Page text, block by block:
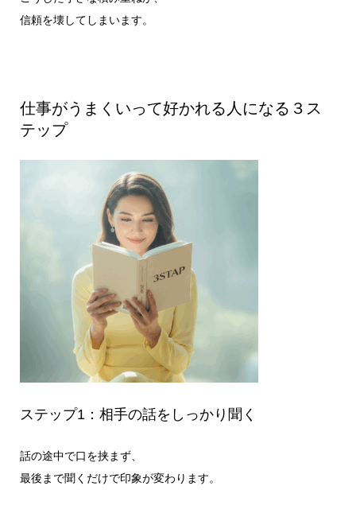
信頼を壊してしまいます。
仕事がうまくいって好かれる人になる３ス
テップ
ステップ1：相手の話をしっかり聞く
話の途中で口を挟まず、
最後まで聞くだけで印象が変わります。